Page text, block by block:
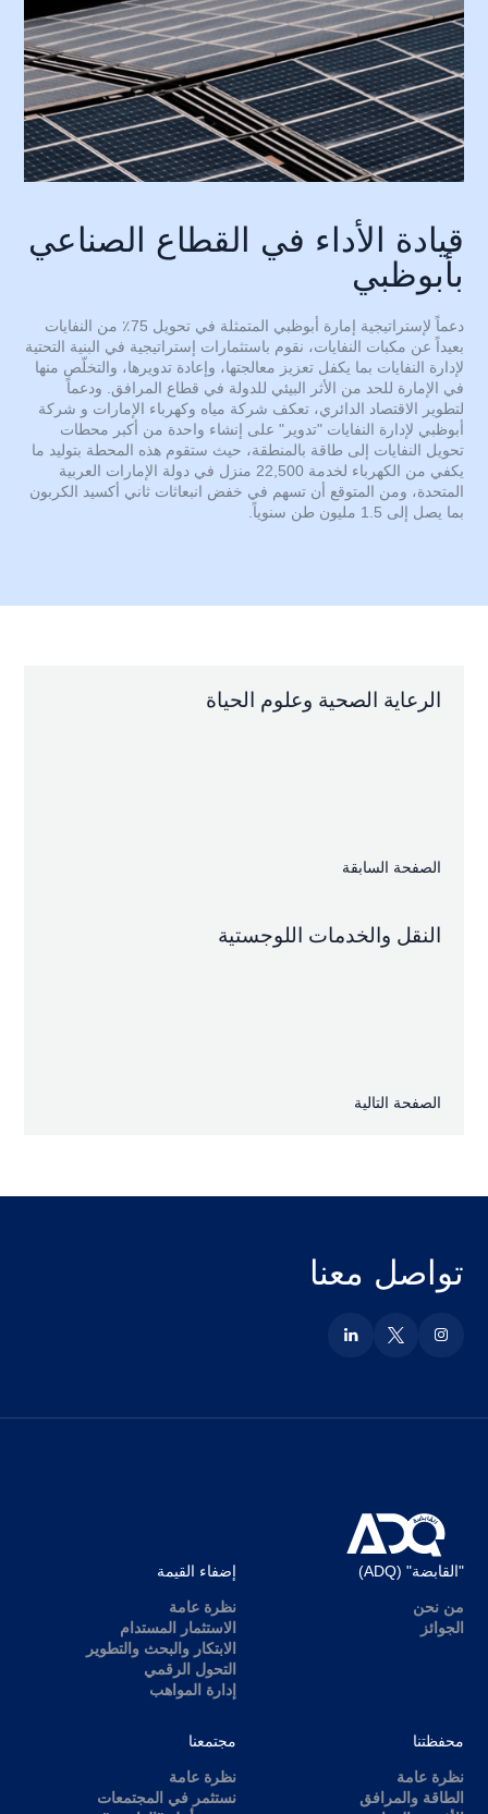
قيادة الأداء في القطاع الصناعي
بأبوظبي
دعماً لإستراتيجية إمارة أبوظبي المتمثلة في تحويل 75٪ من النفايات
بعيداً عن مكبات النفايات، نقوم باستثمارات إستراتيجية في البنية التحتية
لإدارة النفايات بما يكفل تعزيز معالجتها، وإعادة تدويرها، والتخلّص منها
في الإمارة للحد من الأثر البيئي للدولة في قطاع المرافق. ودعماً
لتطوير الاقتصاد الدائري، تعكف شركة مياه وكهرباء الإمارات و شركة
أبوظبي لإدارة النفايات "تدوير" على إنشاء واحدة من أكبر محطات
تحويل النفايات إلى طاقة بالمنطقة، حيث ستقوم هذه المحطة بتوليد ما
يكفي من الكهرباء لخدمة 22,500 منزل في دولة الإمارات العربية
المتحدة، ومن المتوقع أن تسهم في خفض انبعاثات ثاني أكسيد الكربون
بما يصل إلى 1.5 مليون طن سنوياً.
الرعاية الصحية وعلوم الحياة
الصفحة السابقة
النقل والخدمات اللوجستية
الصفحة التالية
تواصل معنا
"القابضة" (ADQ)
من نحن
الجوائز
إضفاء القيمة
نظرة عامة
الاستثمار المستدام
الابتكار والبحث والتطوير
التحول الرقمي
إدارة المواهب
محفظتنا
نظرة عامة
الطاقة والمرافق
مجتمعنا
نظرة عامة
نستثمر في المجتمعات